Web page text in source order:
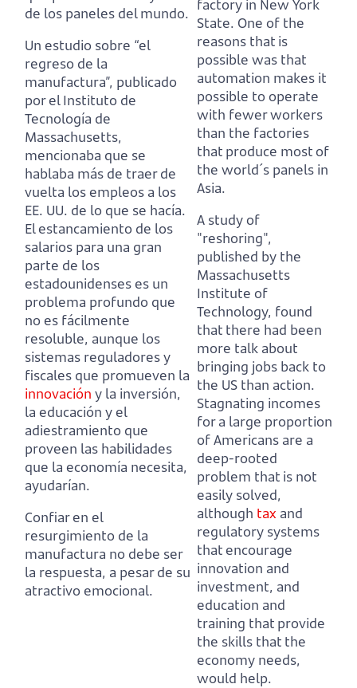
de los paneles del mundo.
Un estudio sobre “el
regreso de la
manufactura”, publicado
por el Instituto de
Tecnología de
Massachusetts,
mencionaba que se
hablaba más de traer de
vuelta los empleos a los
EE. UU. de lo que se hacía.
El estancamiento de los
salarios para una gran
parte de los
estadounidenses es un
problema profundo que
no es fácilmente
resoluble, aunque los
sistemas reguladores y
fiscales que promueven la
innovación y la inversión,
la educación y el
adiestramiento que
proveen las habilidades
que la economía necesita,
ayudarían.
Confiar en el
resurgimiento de la
manufactura no debe ser
la respuesta, a pesar de su
atractivo emocional.
factory in New York
State. One of the
reasons that is
possible was that
automation makes it
possible to operate
with fewer workers
than the factories
that produce most of
the world´s panels in
Asia.
A study of
"reshoring",
published by the
Massachusetts
Institute of
Technology, found
that there had been
more talk about
bringing jobs back to
the US than action.
Stagnating incomes
for a large proportion
of Americans are a
deep-rooted
problem that is not
easily solved,
although tax and
regulatory systems
that encourage
innovation and
investment, and
education and
training that provide
the skills that the
economy needs,
would help.